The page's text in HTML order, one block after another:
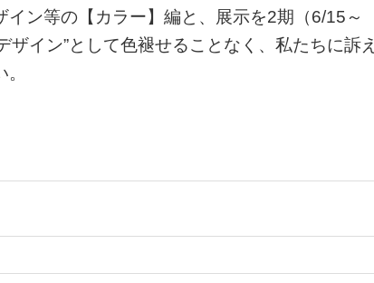
ン等の【カラー】編と、展示を2期（6/15～
イン”として色褪せることなく、私たちに訴え